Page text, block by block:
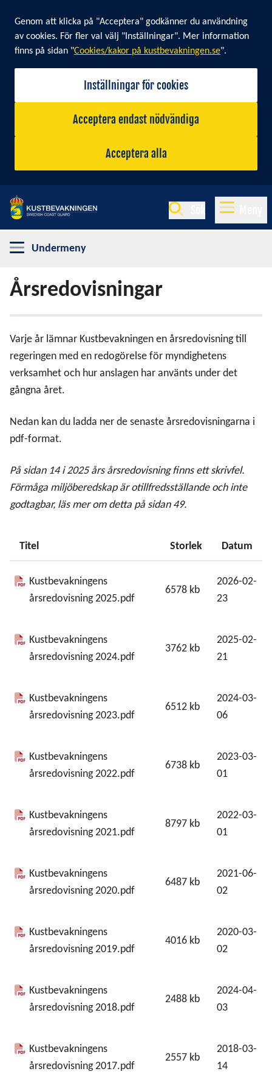
Cookie banner
Genom att klicka på "Acceptera" godkänner du användning
av cookies. För fler val välj "Inställningar". Mer information
finns på sidan "Cookies/kakor på kustbevakningen.se".
Inställningar för cookies
Acceptera endast nödvändiga
Acceptera alla
Undermeny
Budgetunderlag
Regeringsuppdrag
Vidareutnyttjande av handlingar
Vårt miljöarbete
Årsredovisning 2025
Årsredovisningar
Årsredovisningar
Varje år lämnar Kustbevakningen en årsredovisning till
regeringen med en redogörelse för myndighetens
verksamhet och hur anslagen har använts under det
gångna året.
Nedan kan du ladda ner de senaste årsredovisningarna i
pdf-format.
På sidan 14 i 2025 års årsredovisning finns ett skrivfel.
Förmåga miljöberedskap är otillfredsställande och inte
godtagbar, läs mer om detta på sidan 49.
Titel Storlek Datum
Kustbevakningens
årsredovisning 2025.pdf
6578 kb
2026-02-
23
Kustbevakningens
årsredovisning 2024.pdf
3762 kb
2025-02-
21
Kustbevakningens
årsredovisning 2023.pdf
6512 kb
2024-03-
06
Kustbevakningens
årsredovisning 2022.pdf
6738 kb
2023-03-
01
Kustbevakningens
årsredovisning 2021.pdf
8797 kb
2022-03-
01
Kustbevakningens
årsredovisning 2020.pdf
6487 kb
2021-06-
02
Kustbevakningens
årsredovisning 2019.pdf
4016 kb
2020-03-
02
Kustbevakningens
årsredovisning 2018.pdf
2488 kb
2024-04-
03
Kustbevakningens
årsredovisning 2017.pdf
2557 kb
2018-03-
14